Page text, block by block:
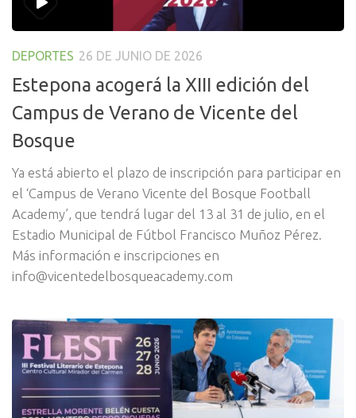
DEPORTES 26 DE JUNIO DE 2026
Estepona acogerá la XIII edición del
Campus de Verano de Vicente del
Bosque
Ya está abierto el plazo de inscripción para participar en
el ‘Campus de Verano Vicente del Bosque Football
Academy’, que tendrá lugar del 13 al 31 de julio, en el
Estadio Municipal de Fútbol Francisco Muñoz Pérez.
Más información e inscripciones en
info@vicentedelbosqueacademy.com